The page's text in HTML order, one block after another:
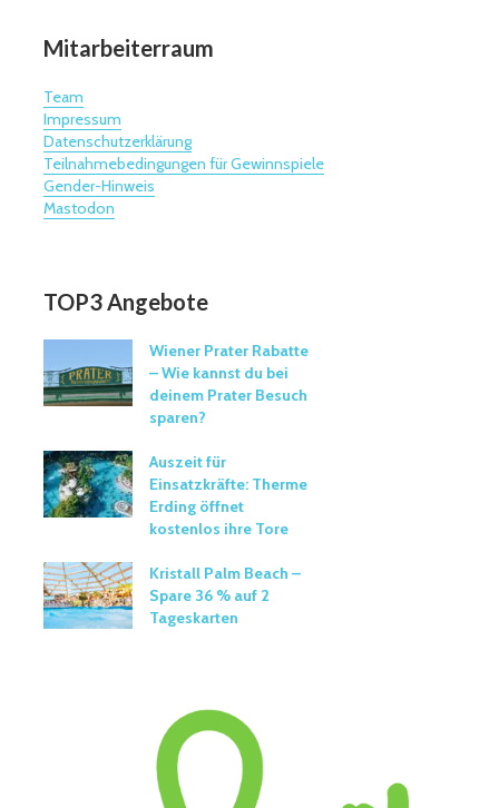
Mitarbeiterraum
Team
Impressum
Datenschutzerklärung
Teilnahmebedingungen für Gewinnspiele
Gender-Hinweis
Mastodon
TOP3 Angebote
Wiener Prater Rabatte
– Wie kannst du bei
deinem Prater Besuch
sparen?
Auszeit für
Einsatzkräfte: Therme
Erding öffnet
kostenlos ihre Tore
Kristall Palm Beach –
Spare 36 % auf 2
Tageskarten